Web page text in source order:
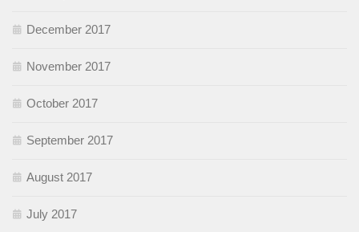
December 2017
November 2017
October 2017
September 2017
August 2017
July 2017